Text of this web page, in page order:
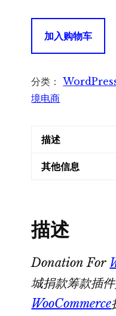
For
电
商
件
量
加入购物车
分类：
境电商
描述
其他信息
描述
Donation For
城捐款筹款插
WooCommerce